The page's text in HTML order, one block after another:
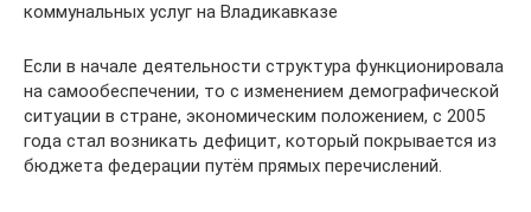
коммунальных услуг на Владикавказе
Если в начале деятельности структура функционировала
на самообеспечении, то с изменением демографической
ситуации в стране, экономическим положением, с 2005
года стал возникать дефицит, который покрывается из
бюджета федерации путём прямых перечислений.